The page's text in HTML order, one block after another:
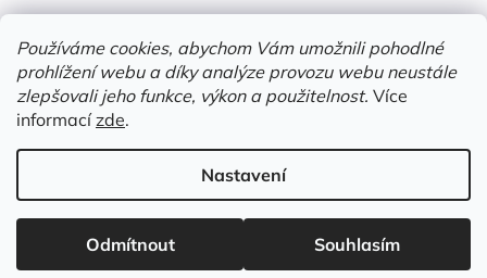
Používáme cookies, abychom Vám umožnili pohodlné
prohlížení webu a díky analýze provozu webu neustále
zlepšovali jeho funkce, výkon a použitelnost. Více
informacízde.
Nastavení
Odmítnout Souhlasím
Vytvořil Shoptet
Copyright 2026Želví doupě | knihy & vinyly | Mělník. Všechna
práva vyhrazena.
Upravit nastavení cookies